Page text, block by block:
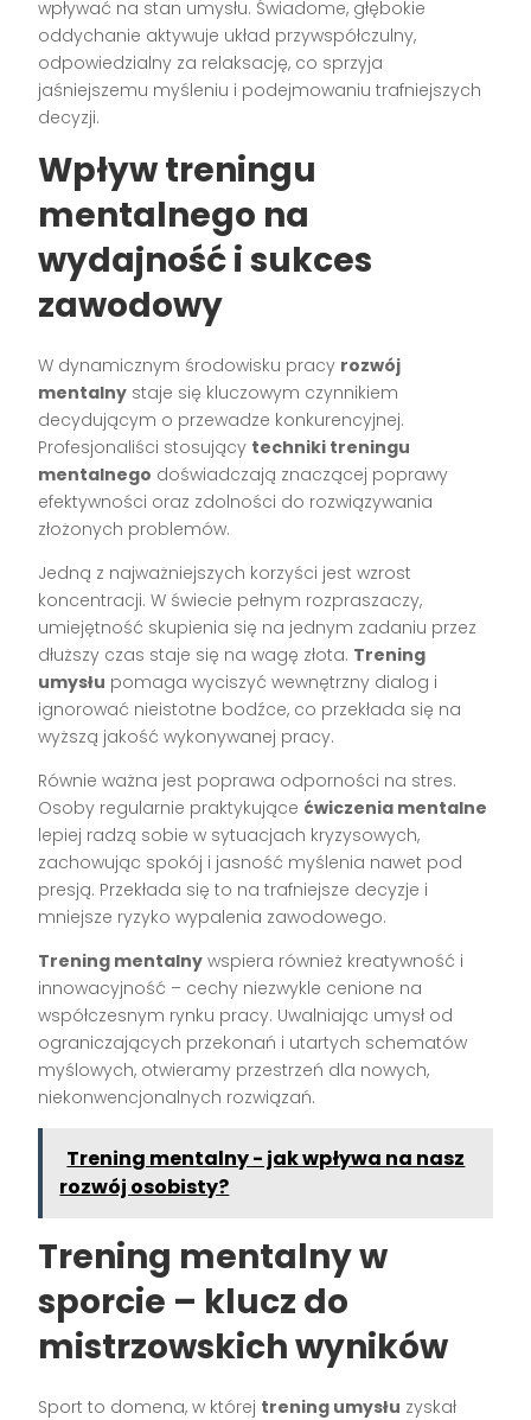
wpływać na stan umysłu. Świadome, głębokie
oddychanie aktywuje układ przywspółczulny,
odpowiedzialny za relaksację, co sprzyja
jaśniejszemu myśleniu i podejmowaniu trafniejszych
decyzji.
Wpływ treningu
mentalnego na
wydajność i sukces
zawodowy
W dynamicznym środowisku pracy rozwój
mentalny staje się kluczowym czynnikiem
decydującym o przewadze konkurencyjnej.
Profesjonaliści stosujący techniki treningu
mentalnego doświadczają znaczącej poprawy
efektywności oraz zdolności do rozwiązywania
złożonych problemów.
Jedną z najważniejszych korzyści jest wzrost
koncentracji. W świecie pełnym rozpraszaczy,
umiejętność skupienia się na jednym zadaniu przez
dłuższy czas staje się na wagę złota. Trening
umysłu pomaga wyciszyć wewnętrzny dialog i
ignorować nieistotne bodźce, co przekłada się na
wyższą jakość wykonywanej pracy.
Równie ważna jest poprawa odporności na stres.
Osoby regularnie praktykujące ćwiczenia mentalne
lepiej radzą sobie w sytuacjach kryzysowych,
zachowując spokój i jasność myślenia nawet pod
presją. Przekłada się to na trafniejsze decyzje i
mniejsze ryzyko wypalenia zawodowego.
Trening mentalny wspiera również kreatywność i
innowacyjność – cechy niezwykle cenione na
współczesnym rynku pracy. Uwalniając umysł od
ograniczających przekonań i utartych schematów
myślowych, otwieramy przestrzeń dla nowych,
niekonwencjonalnych rozwiązań.
Trening mentalny - jak wpływa na nasz
rozwój osobisty?
Trening mentalny w
sporcie – klucz do
mistrzowskich wyników
Sport to domena, w której trening umysłu zyskał